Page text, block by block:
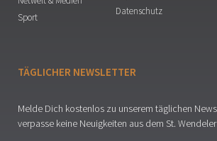
Sport
Datenschutz
TÄGLICHER NEWSLETTER
Melde Dich kostenlos zu unserem täglichen
verpasse keine Neuigkeiten aus dem St.